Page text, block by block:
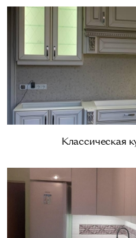
Классическая